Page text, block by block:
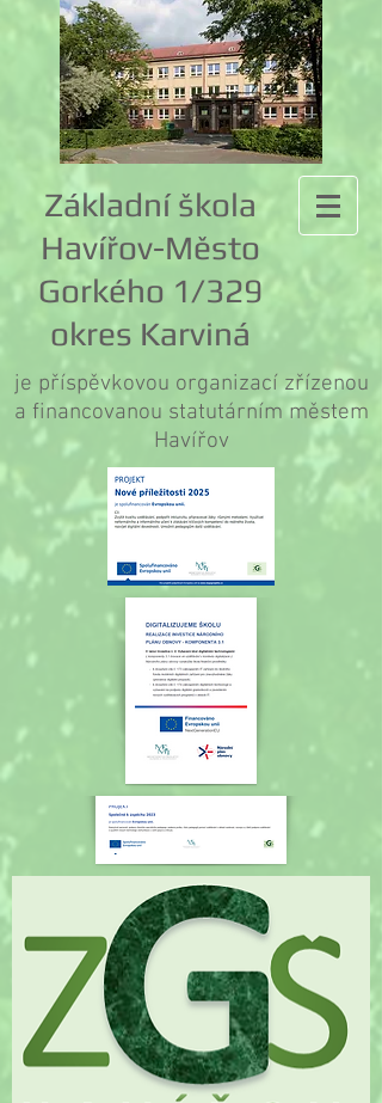
Základní škola
Havířov-Město
Gorkého 1/329
okres Karviná
je příspěvkovou organizací zřízenou
a financovanou statutárním městem
Havířov